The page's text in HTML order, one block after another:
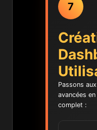
7
Passons
avancées
complet :